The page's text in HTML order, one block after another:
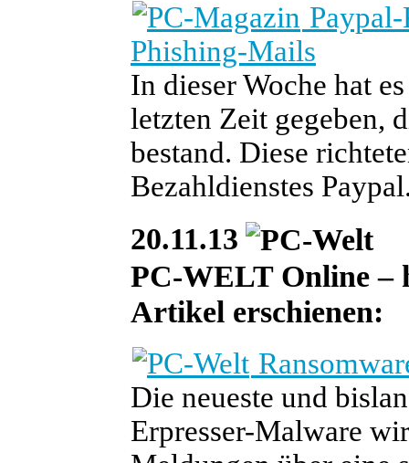
Phishing-Mails
In dieser Woche hat
letzten Zeit gegeben,
bestand. Diese
Bezahldienstes
20.11.13
PC-WELT Online –
Artikel erschienen:
Die neueste und
Erpresser-Malware